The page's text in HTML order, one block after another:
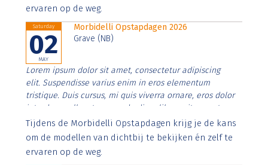
ervaren op de weg.
Saturday
02
MAY
Morbidelli Opstapdagen 2026
Grave (NB)
Lorem ipsum dolor sit amet, consectetur adipiscing
elit. Suspendisse varius enim in eros elementum
tristique. Duis cursus, mi quis viverra ornare, eros dolor
interdum nulla, ut commodo diam libero vitae erat.
Aenean faucibus nibh et justo cursus id rutrum lorem
imperdiet. Nunc ut sem vitae risus tristique posuere.
Tijdens de Morbidelli Opstapdagen krijg je de kans
om de modellen van dichtbij te bekijken én zelf te
ervaren op de weg.